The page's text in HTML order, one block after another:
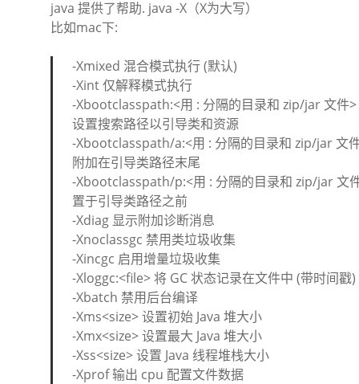
java 提供了帮助. java -X（X为大写）
比如mac下:
-Xmixed 混合模式执行 (默认)
-Xint 仅解释模式执行
-Xbootclasspath:<用 : 分隔的目录和 zip/jar 文件>
设置搜索路径以引导类和资源
-Xbootclasspath/a:<用 : 分隔的目录和 zip/jar 文
附加在引导类路径末尾
-Xbootclasspath/p:<用 : 分隔的目录和 zip/jar 文
置于引导类路径之前
-Xdiag 显示附加诊断消息
-Xnoclassgc 禁用类垃圾收集
-Xincgc 启用增量垃圾收集
-Xloggc:<file> 将 GC 状态记录在文件中 (带时间戳)
-Xbatch 禁用后台编译
-Xms<size> 设置初始 Java 堆大小
-Xmx<size> 设置最大 Java 堆大小
-Xss<size> 设置 Java 线程堆栈大小
-Xprof 输出 cpu 配置文件数据